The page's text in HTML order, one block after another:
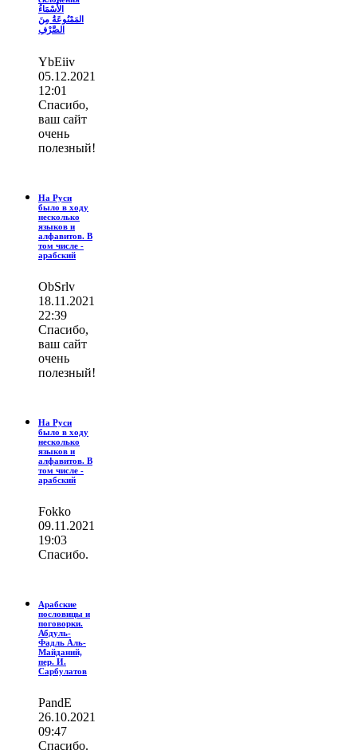
الأَسْمَاءُ
المَمْنُوعَةُ مِنَ
الصَّرْفِ
YbEiiv
05.12.2021
12:01
Спасибо,
ваш сайт
очень
полезный!
На Руси
было в ходу
несколько
языков и
алфавитов. В
том числе -
арабский
ОbSrlv
18.11.2021
22:39
Спасибо,
ваш сайт
очень
полезный!
На Руси
было в ходу
несколько
языков и
алфавитов. В
том числе -
арабский
Fokko
09.11.2021
19:03
Спасибо.
Арабские
пословицы и
поговорки.
Абдуль-
Фадль Аль-
Майданий,
пер. И.
Сарбулатов
PandE
26.10.2021
09:47
Спасибо.